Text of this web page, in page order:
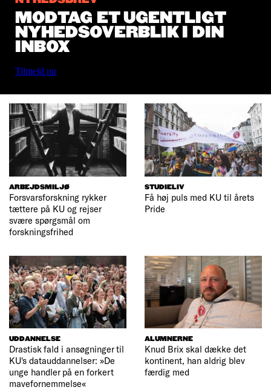
MODTAG ET UGENTLIGT
NYHEDSOVERBLIK I DIN
INBOX
Tilmeld nu
ARBEJDSMILJØ
Forsvarsforskning rykker
tættere på KU og rejser
svære spørgsmål om
forskningsfrihed
STUDIELIV
Få høj puls med KU til årets
Pride
UDDANNELSE
Drastisk fald i ansøgninger til
KU's datauddannelser: »De
unge handler på en forkert
mavefornemmelse«
ALUMNERNE
Knud Brix skal dække det
kontinent, han aldrig blev
færdig med